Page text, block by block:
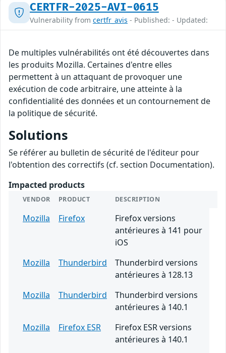
CERTFR-2025-AVI-0615
Vulnerability from certfr_avis - Published: - Updated:
De multiples vulnérabilités ont été découvertes dans
les produits Mozilla. Certaines d'entre elles
permettent à un attaquant de provoquer une
exécution de code arbitraire, une atteinte à la
confidentialité des données et un contournement de
la politique de sécurité.
Solutions
Se référer au bulletin de sécurité de l'éditeur pour
l'obtention des correctifs (cf. section Documentation).
Impacted products
VENDOR PRODUCT DESCRIPTION
Mozilla Firefox
Firefox versions
antérieures à 141 pour
iOS
Mozilla
Thunderbird
Thunderbird versions
antérieures à 128.13
Mozilla
Thunderbird
Thunderbird versions
antérieures à 140.1
Mozilla
Firefox ESR
Firefox ESR versions
antérieures à 140.1